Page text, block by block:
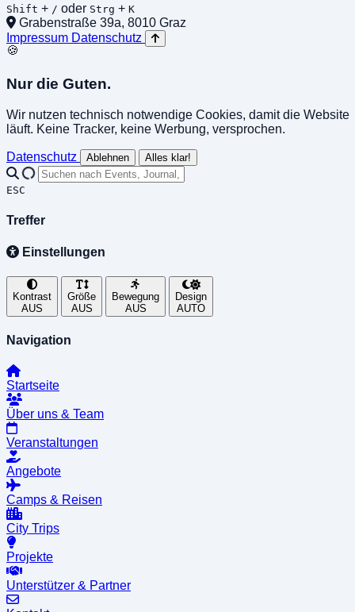
Shift + / oder Strg + K
Grabenstraße 39a, 8010 Graz
Impressum Datenschutz
🍪
Nur die Guten.
Wir nutzen technisch notwendige Cookies, damit die Website
läuft. Keine Tracker, keine Werbung, versprochen.
Datenschutz Ablehnen Alles klar!
ESC
Treffer
Einstellungen
Kontrast
AUS
Größe
AUS
Bewegung
AUS
Design
AUTO
Navigation
Startseite
Über uns & Team
Veranstaltungen
Angebote
Camps & Reisen
City Trips
Projekte
Unterstützer & Partner